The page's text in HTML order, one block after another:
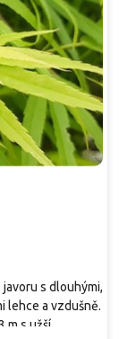
s dlouhými,
lehce a vzdušně.
m s užší,